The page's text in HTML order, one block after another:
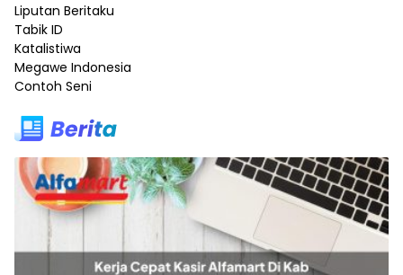
Liputan Beritaku
Tabik ID
Katalistiwa
Megawe Indonesia
Contoh Seni